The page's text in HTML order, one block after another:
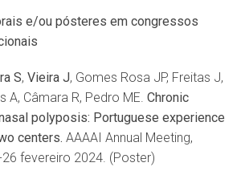
e/ou pósteres em congressos
S, Vieira J, Gomes Rosa JP, Freitas J,
A, Câmara R, Pedro ME. Chronic
polyposis: Portuguese experience
centers. AAAAI Annual Meeting,
26 fevereiro 2024. (Poster)